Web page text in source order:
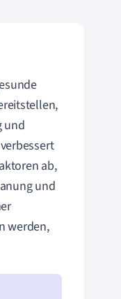
und
ab,
und
werden,